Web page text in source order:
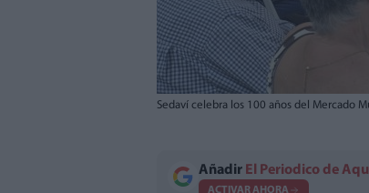
Sedaví celebra los 100 años del Mercado
Añadir El Periodico de
ACTIVAR AHORA